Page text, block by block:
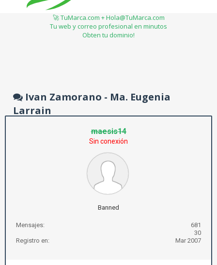
🚀 TuMarca.com + Hola@TuMarca.com
Tu web y correo profesional en minutos
Obten tu dominio!
Ivan Zamorano - Ma. Eugenia
Larrain
maesis14
Sin conexión
Banned
Mensajes:
681
30
Registro en:
Mar 2007